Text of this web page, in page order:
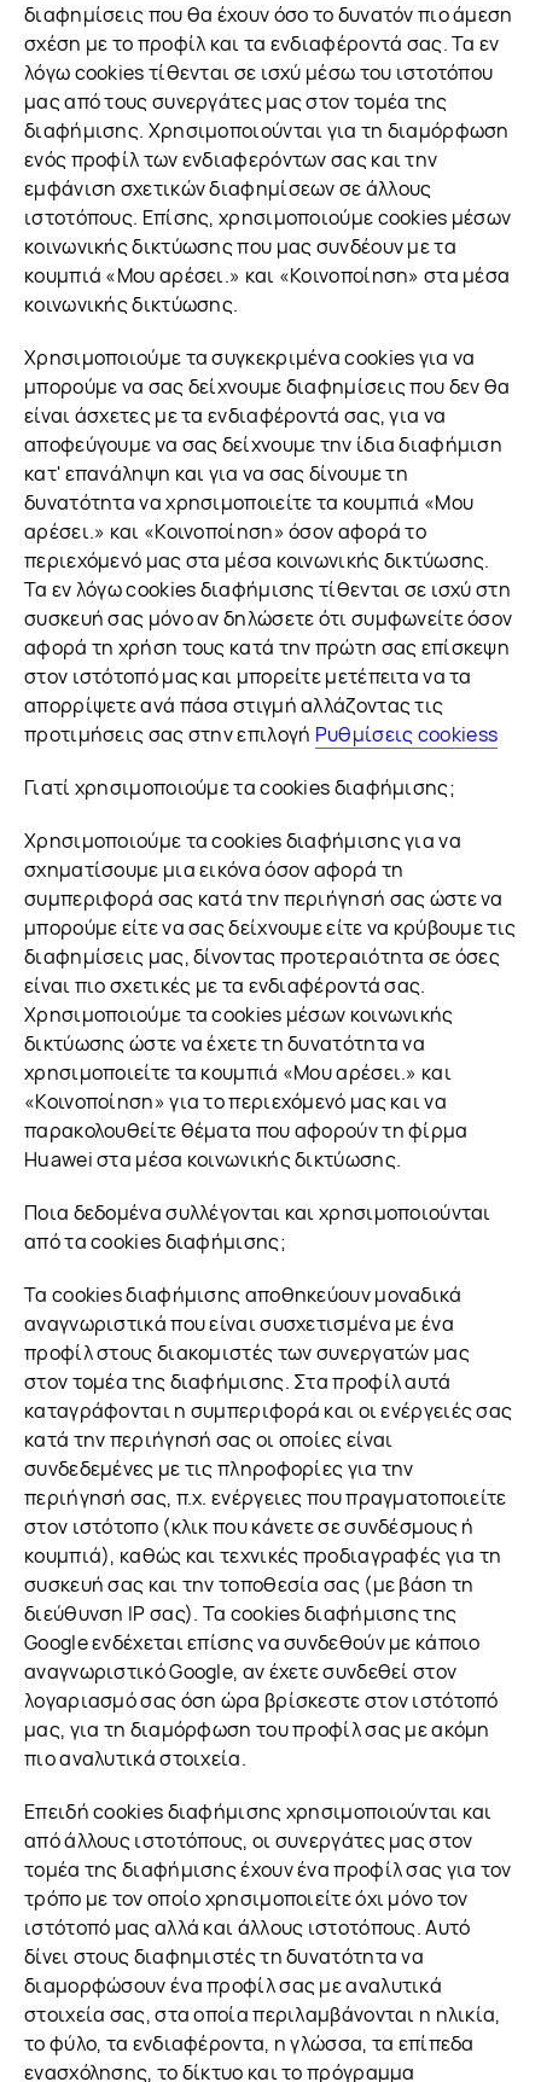
διαφημίσεις που θα έχουν όσο το δυνατόν πιο άμεση
σχέση με το προφίλ και τα ενδιαφέροντά σας. Τα εν
λόγω cookies τίθενται σε ισχύ μέσω του ιστοτόπου
μας από τους συνεργάτες μας στον τομέα της
διαφήμισης. Χρησιμοποιούνται για τη διαμόρφωση
ενός προφίλ των ενδιαφερόντων σας και την
εμφάνιση σχετικών διαφημίσεων σε άλλους
ιστοτόπους. Επίσης, χρησιμοποιούμε cookies μέσων
κοινωνικής δικτύωσης που μας συνδέουν με τα
κουμπιά «Μου αρέσει.» και «Κοινοποίηση» στα μέσα
κοινωνικής δικτύωσης.
Χρησιμοποιούμε τα συγκεκριμένα cookies για να
μπορούμε να σας δείχνουμε διαφημίσεις που δεν θα
είναι άσχετες με τα ενδιαφέροντά σας, για να
αποφεύγουμε να σας δείχνουμε την ίδια διαφήμιση
κατ' επανάληψη και για να σας δίνουμε τη
δυνατότητα να χρησιμοποιείτε τα κουμπιά «Μου
αρέσει.» και «Κοινοποίηση» όσον αφορά το
περιεχόμενό μας στα μέσα κοινωνικής δικτύωσης.
Τα εν λόγω cookies διαφήμισης τίθενται σε ισχύ στη
συσκευή σας μόνο αν δηλώσετε ότι συμφωνείτε όσον
αφορά τη χρήση τους κατά την πρώτη σας επίσκεψη
στον ιστότοπό μας και μπορείτε μετέπειτα να τα
απορρίψετε ανά πάσα στιγμή αλλάζοντας τις
προτιμήσεις σας στην επιλογή Ρυθμίσεις cookiess
Γιατί χρησιμοποιούμε τα cookies διαφήμισης;
Χρησιμοποιούμε τα cookies διαφήμισης για να
σχηματίσουμε μια εικόνα όσον αφορά τη
συμπεριφορά σας κατά την περιήγησή σας ώστε να
μπορούμε είτε να σας δείχνουμε είτε να κρύβουμε τις
διαφημίσεις μας, δίνοντας προτεραιότητα σε όσες
είναι πιο σχετικές με τα ενδιαφέροντά σας.
Χρησιμοποιούμε τα cookies μέσων κοινωνικής
δικτύωσης ώστε να έχετε τη δυνατότητα να
χρησιμοποιείτε τα κουμπιά «Μου αρέσει.» και
«Κοινοποίηση» για το περιεχόμενό μας και να
παρακολουθείτε θέματα που αφορούν τη φίρμα
Huawei στα μέσα κοινωνικής δικτύωσης.
Ποια δεδομένα συλλέγονται και χρησιμοποιούνται
από τα cookies διαφήμισης;
Τα cookies διαφήμισης αποθηκεύουν μοναδικά
αναγνωριστικά που είναι συσχετισμένα με ένα
προφίλ στους διακομιστές των συνεργατών μας
στον τομέα της διαφήμισης. Στα προφίλ αυτά
καταγράφονται η συμπεριφορά και οι ενέργειές σας
κατά την περιήγησή σας οι οποίες είναι
συνδεδεμένες με τις πληροφορίες για την
περιήγησή σας, π.χ. ενέργειες που πραγματοποιείτε
στον ιστότοπο (κλικ που κάνετε σε συνδέσμους ή
κουμπιά), καθώς και τεχνικές προδιαγραφές για τη
συσκευή σας και την τοποθεσία σας (με βάση τη
διεύθυνση IP σας). Τα cookies διαφήμισης της
Google ενδέχεται επίσης να συνδεθούν με κάποιο
αναγνωριστικό Google, αν έχετε συνδεθεί στον
λογαριασμό σας όση ώρα βρίσκεστε στον ιστότοπό
μας, για τη διαμόρφωση του προφίλ σας με ακόμη
πιο αναλυτικά στοιχεία.
Επειδή cookies διαφήμισης χρησιμοποιούνται και
από άλλους ιστοτόπους, οι συνεργάτες μας στον
τομέα της διαφήμισης έχουν ένα προφίλ σας για τον
τρόπο με τον οποίο χρησιμοποιείτε όχι μόνο τον
ιστότοπό μας αλλά και άλλους ιστοτόπους. Αυτό
δίνει στους διαφημιστές τη δυνατότητα να
διαμορφώσουν ένα προφίλ σας με αναλυτικά
στοιχεία σας, στα οποία περιλαμβάνονται η ηλικία,
το φύλο, τα ενδιαφέροντα, η γλώσσα, τα επίπεδα
ενασχόλησης, το δίκτυο και το πρόγραμμα